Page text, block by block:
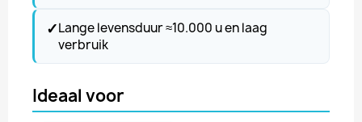
✓Lange levensduur ≈10.000 u en laag
verbruik
Ideaal voor